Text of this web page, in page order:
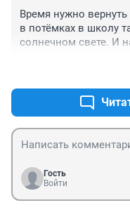
Время нужно
в потёмках в школу
солнечном свете. И
Гость
Войти